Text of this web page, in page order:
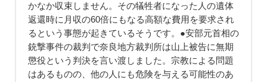
かなか収束しません。その犠牲者になった人の遺体
返還時に月収の60倍にもなる高額な費用を要求され
るという事態が起きているそうです。●安部元首相の
銃撃事件の裁判で奈良地方裁判所は山上被告に無期
懲役という判決を言い渡しました。宗教による問題
はあるものの、他の人にも危険を与える可能性のあ